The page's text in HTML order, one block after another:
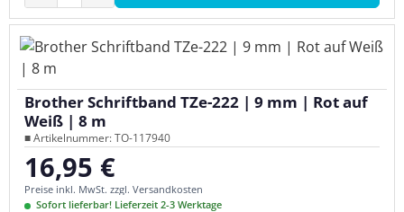
Brother Schriftband TZe-222 | 9 mm | Rot auf
Weiß | 8 m
■ Artikelnummer: TO-117940
Regulärer Preis:
16,95 €
Preise inkl. MwSt. zzgl. Versandkosten
Sofort lieferbar! Lieferzeit 2-3 Werktage